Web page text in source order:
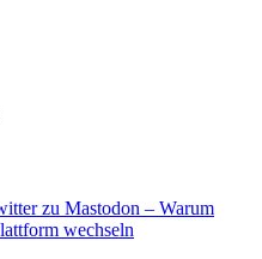
zu Mastodon – Warum
wechseln